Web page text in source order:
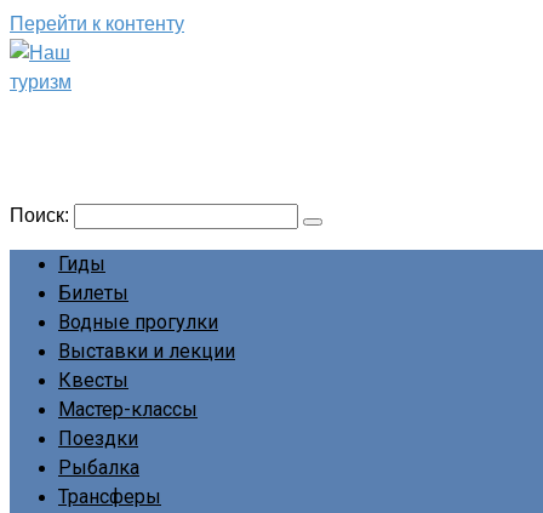
Перейти к контенту
Поиск:
Гиды
Билеты
Водные прогулки
Выставки и лекции
Квесты
Мастер-классы
Поездки
Рыбалка
Трансферы